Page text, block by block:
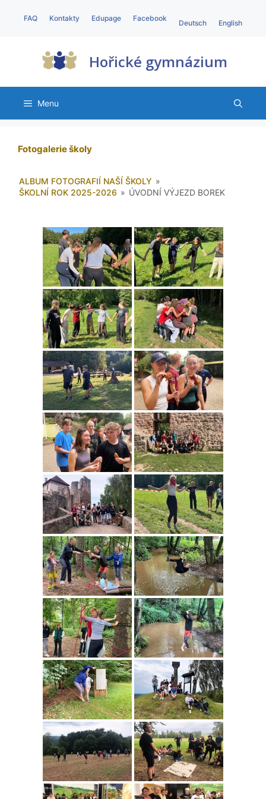
FAQ Kontakty Edupage Facebook
Deutsch English
Hořické gymnázium
Menu
Fotogalerie školy
ALBUM FOTOGRAFIÍ NAŠÍ ŠKOLY »
ŠKOLNÍ ROK 2025-2026 » ÚVODNÍ VÝJEZD BOREK